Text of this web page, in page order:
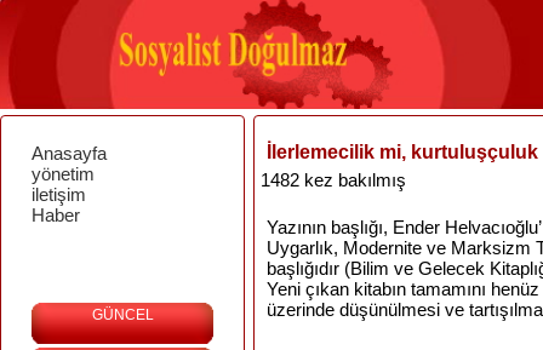
Anasayfa
yönetim
iletişim
Haber
GÜNCEL
İlerlemecilik mi,
1482 kez bakılmış
Yazının başlığı, Ender
Uygarlık, Modernite ve Marksizm
başlığıdır (Bilim ve Gelecek
Yeni çıkan kitabın tamamını
üzerinde düşünülmesi ve